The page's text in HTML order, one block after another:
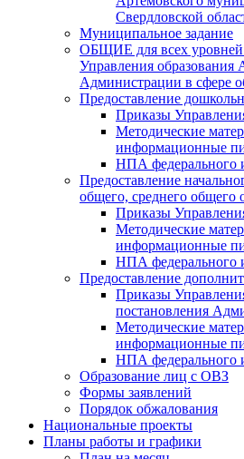
Свердловской
Муниципальное задание
ОБЩИЕ для всех уровней
Управления
Администрации в сфере
Предоставление
Приказы
Методические
информационные
НПА федерального
Предоставление
общего, среднего общего
Приказы
Методические
информационные
НПА федерального
Предоставление
Приказы
постановления
Методические
информационные
НПА федерального
Образование лиц с ОВЗ
Формы заявлений
Порядок обжалования
Национальные проекты
Планы работы и графики